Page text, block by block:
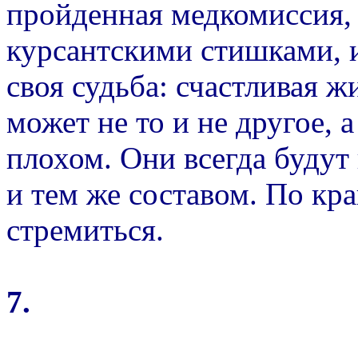
пройденная
курсантскими стишками,
своя судьба: счастливая
может не то и не другое,
плохом. Они всегда
и тем же составом. По
стремиться.
7.